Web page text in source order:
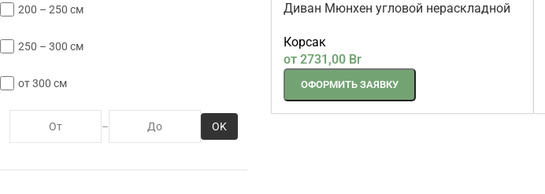
200 – 250 см
250 – 300 см
от 300 см
– OK
Диван Мюнхен угловой нераскладной
Корсак
от 2731,00 Br
ОФОРМИТЬ ЗАЯВКУ